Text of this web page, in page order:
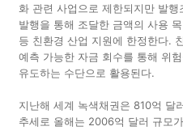
화 관련 사업으로 제한되지만 발
발행을 통해 조달한 금액의 사용
등 친환경 산업 지원에 한정한다.
예측 가능한 자금 회수를 통해 위
유도하는 수단으로 활용된다.
지난해 세계 녹색채권은 810억 달
추세로 올해는 2006억 달러 규모